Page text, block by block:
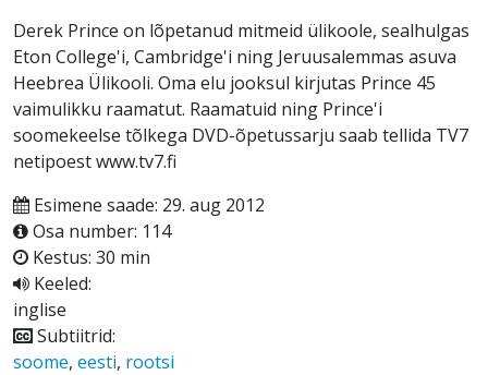
Derek Prince on lõpetanud mitmeid ülikoole, sealhulgas
Eton College'i, Cambridge'i ning Jeruusalemmas asuva
Heebrea Ülikooli. Oma elu jooksul kirjutas Prince 45
vaimulikku raamatut. Raamatuid ning Prince'i
soomekeelse tõlkega DVD-õpetussarju saab tellida TV7
netipoest www.tv7.fi
Esimene saade: 29. aug 2012
Osa number: 114
Kestus: 30 min
Keeled:
inglise
Subtiitrid:
soome, eesti, rootsi